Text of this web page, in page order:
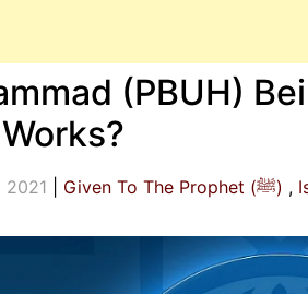
(PBUH)
2021 Given To The Prophet (ﷺ)